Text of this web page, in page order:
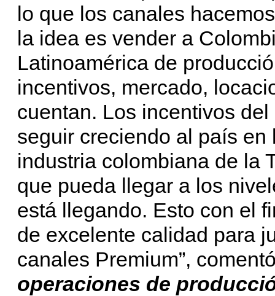
lo que los canales
la idea es vender a
Latinoamérica de
incentivos, mercado,
cuentan. Los incentivos
seguir creciendo al país
industria colombiana de la
que pueda llegar a los
está llegando. Esto con el
de excelente calidad para
canales Premium”,
operaciones de